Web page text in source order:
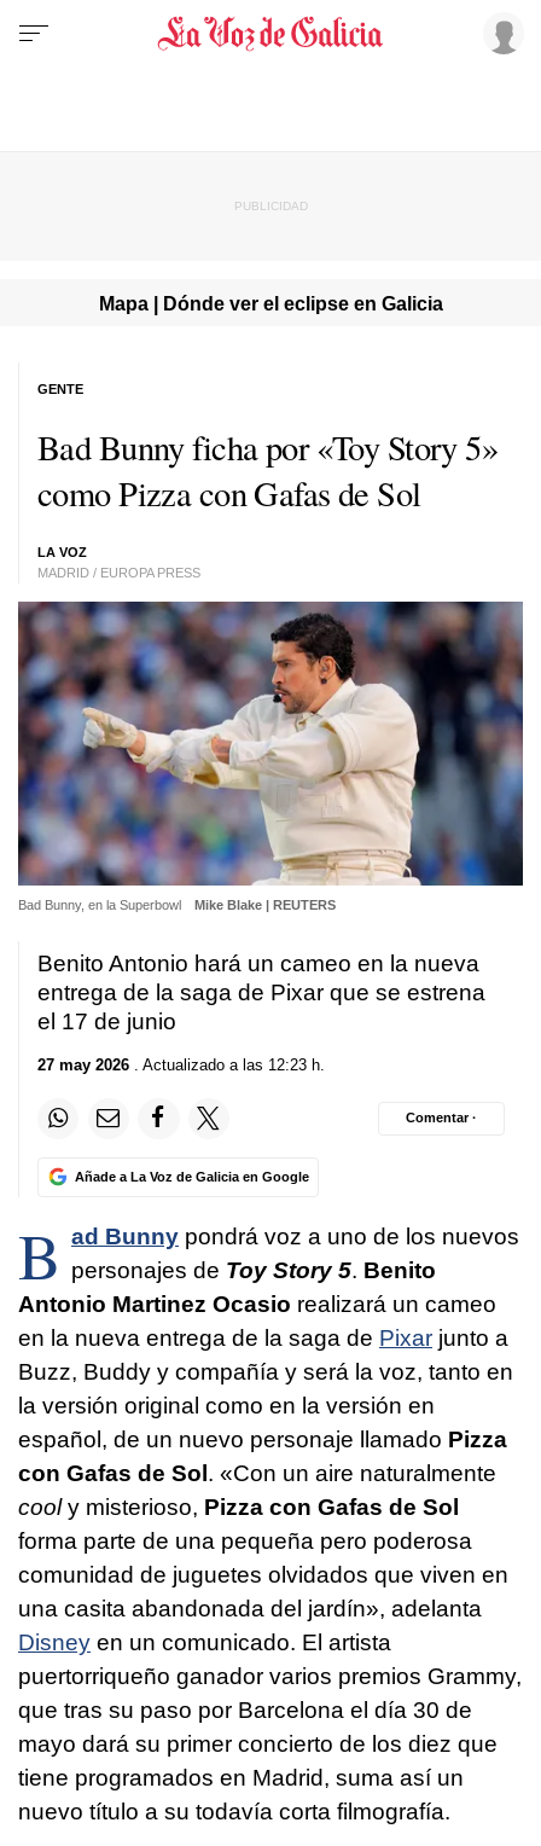
Mapa | Dónde ver el eclipse en Galicia
Bad Bunny ficha por «Toy Story 5»
como Pizza con Gafas de Sol
LA VOZ
MADRID / EUROPA PRESS
GENTE
Bad Bunny, en la Superbowl Mike Blake | REUTERS
Benito Antonio hará un cameo en la nueva
entrega de la saga de Pixar que se estrena
el 17 de junio
27 may 2026 . Actualizado a las 12:23 h.
Añade a La Voz de Galicia en Google
Comentar ·
B ad Bunny pondrá voz a uno de los nuevos
personajes de Toy Story 5. Benito
Antonio Martinez Ocasio realizará un cameo
en la nueva entrega de la saga de Pixar junto a
Buzz, Buddy y compañía y será la voz, tanto en
la versión original como en la versión en
español, de un nuevo personaje llamado Pizza
con Gafas de Sol. «Con un aire naturalmente
cooly misterioso, Pizza con Gafas de Sol
forma parte de una pequeña pero poderosa
comunidad de juguetes olvidados que viven en
una casita abandonada del jardín», adelanta
Disney en un comunicado. El artista
puertorriqueño ganador varios premios Grammy,
que tras su paso por Barcelona el día 30 de
mayo dará su primer concierto de los diez que
tiene programados en Madrid, suma así un
nuevo título a su todavía corta filmografía.